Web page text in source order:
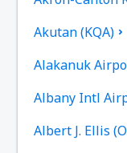
Akutan (KQA)
Alakanuk
Albany Intl
Albert J. Ellis